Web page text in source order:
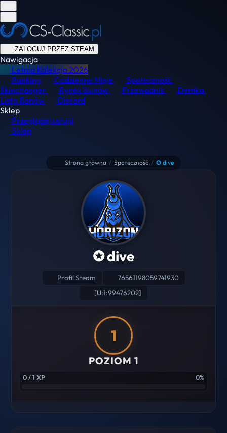
ZALOGUJ PRZEZ STEAM
Nawigacja
Letnia Kolekcja2026
Ranking
Codzienne Misje
Społeczność
Skinchanger
Rynek Skinów Przewodnik
Demka
Lista Banów
Discord
Sklep
Przeglądaj usługi
Sklep
Strona główna / Społeczność / ✪ dive
✪ dive
Profil Steam
76561198059741930
[U:1:99476202]
1
POZIOM 1
0 / 1 XP 0%